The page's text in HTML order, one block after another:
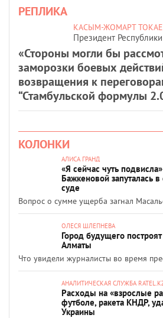
РЕПЛИКА
КАСЫМ-ЖОМАРТ
Президент
«Стороны могли бы
заморозки боевых
возвращения к
“Стамбульской формулы
КОЛОНКИ
АЛИСА ГРАНД
«Я сейчас чуть
Бажкеновой запуталась
суде
Вопрос о сумме ущерба загнал
ОЛЕСЯ ШЛЕПНЕВА
Город будущего
Алматы
Что увидели журналисты во время
АНАЛИТИЧЕСКАЯ СЛУЖБА
Расходы на «взрослые
футболе, ракета КНДР,
Украины